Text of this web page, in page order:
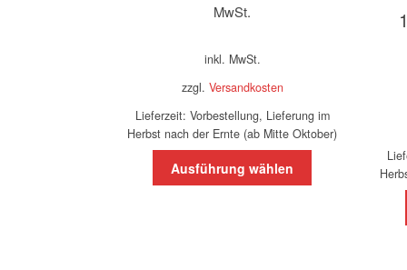
MwSt.
inkl. MwSt.
zzgl. Versandkosten
Lieferzeit: Vorbestellung, Lieferung im
Herbst nach der Ernte (ab Mitte Oktober)
Ausführung wählen